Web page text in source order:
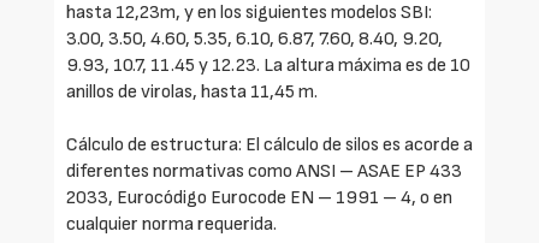
hasta 12,23m, y en los siguientes modelos SBI:
3.00, 3.50, 4.60, 5.35, 6.10, 6.87, 7.60, 8.40, 9.20,
9.93, 10.7, 11.45 y 12.23. La altura máxima es de 10
anillos de virolas, hasta 11,45 m.
Cálculo de estructura: El cálculo de silos es acorde a
diferentes normativas como ANSI – ASAE EP 433
2033, Eurocódigo Eurocode EN – 1991 – 4, o en
cualquier norma requerida.